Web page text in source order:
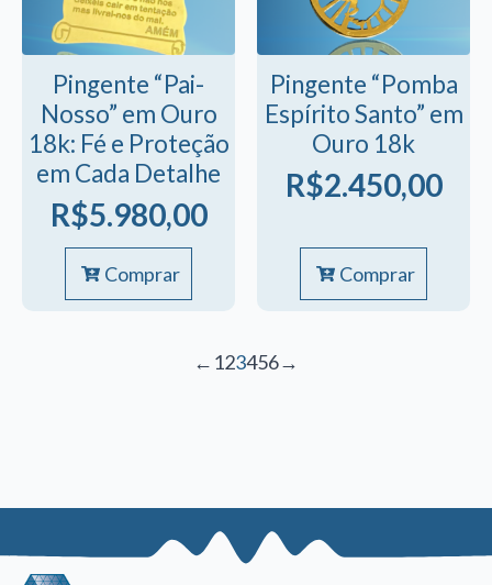
Pingente “Pai-
Nosso” em Ouro
18k: Fé e Proteção
em Cada Detalhe
R$5.980,00
Comprar
Pingente “Pomba
Espírito Santo” em
Ouro 18k
R$2.450,00
Comprar
← 123456→